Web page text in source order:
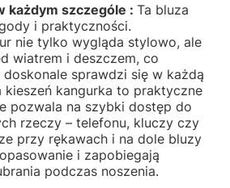
każdym szczególe : Ta bluza
i praktyczności.
nie tylko wygląda stylowo, ale
wiatrem i deszczem, co
sprawdzi się w każdą
kieszeń kangurka to praktyczne
pozwala na szybki dostęp do
rzeczy – telefonu, kluczy czy
przy rękawach i na dole bluzy
i zapobiegają
podczas noszenia.